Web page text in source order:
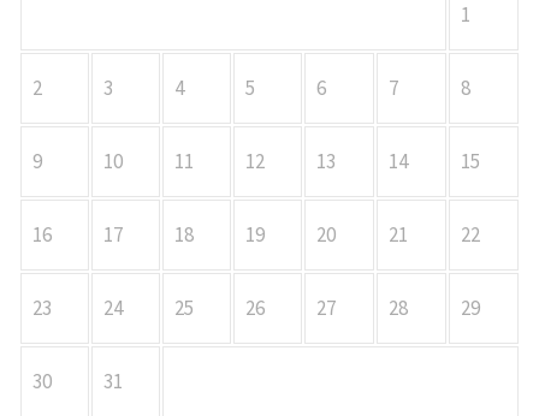
1
2 3 4 5 6 7 8
9 10 11 12 13 14 15
16 17 18 19 20 21 22
23 24 25 26 27 28 29
30 31